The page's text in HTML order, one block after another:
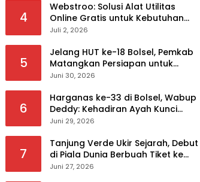
dan Publikasi Program Sekolah
Adiwiyata
4
Webstroo: Solusi Alat Utilitas
Online Gratis untuk Kebutuhan
Akademis dan Profesional
Juli 2, 2026
5
Jelang HUT ke-18 Bolsel, Pemkab
Matangkan Persiapan untuk
Sukseskan Rangkaian Peringatan
Juni 30, 2026
6
Harganas ke-33 di Bolsel, Wabup
Deddy: Kehadiran Ayah Kunci
Mewujudkan Generasi Berkualitas
Juni 29, 2026
7
Tanjung Verde Ukir Sejarah, Debut
di Piala Dunia Berbuah Tiket ke
Babak 32 Besar
Juni 27, 2026